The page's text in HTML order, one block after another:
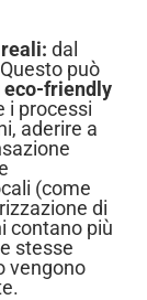
dal
può
eco-friendly
i processi
aderire a
(come
di
contano più
stesse
vengono